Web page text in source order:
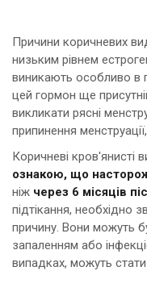
Причини коричневих
низьким рівнем
виникають особливо в
цей гормон ще
викликати рясні
припинення
Коричневі кров'янисті
ознакою, що
ніж через 6 місяців
підтікання, необхідно
причину. Вони можуть
запаленням або
випадках, можуть